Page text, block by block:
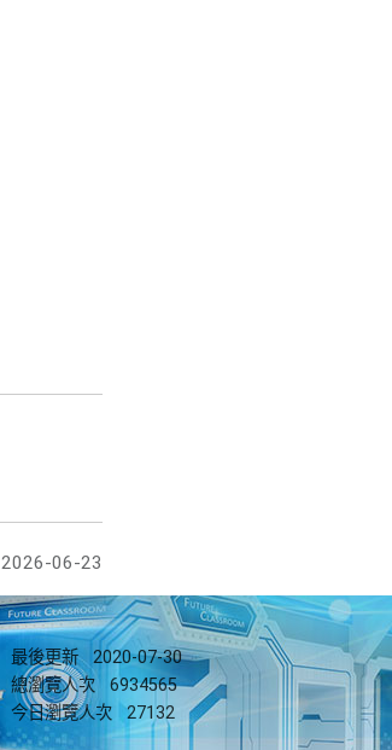
2026-06-23
最後更新
2020-07-30
總瀏覽人次
6934565
今日瀏覽人次
27132